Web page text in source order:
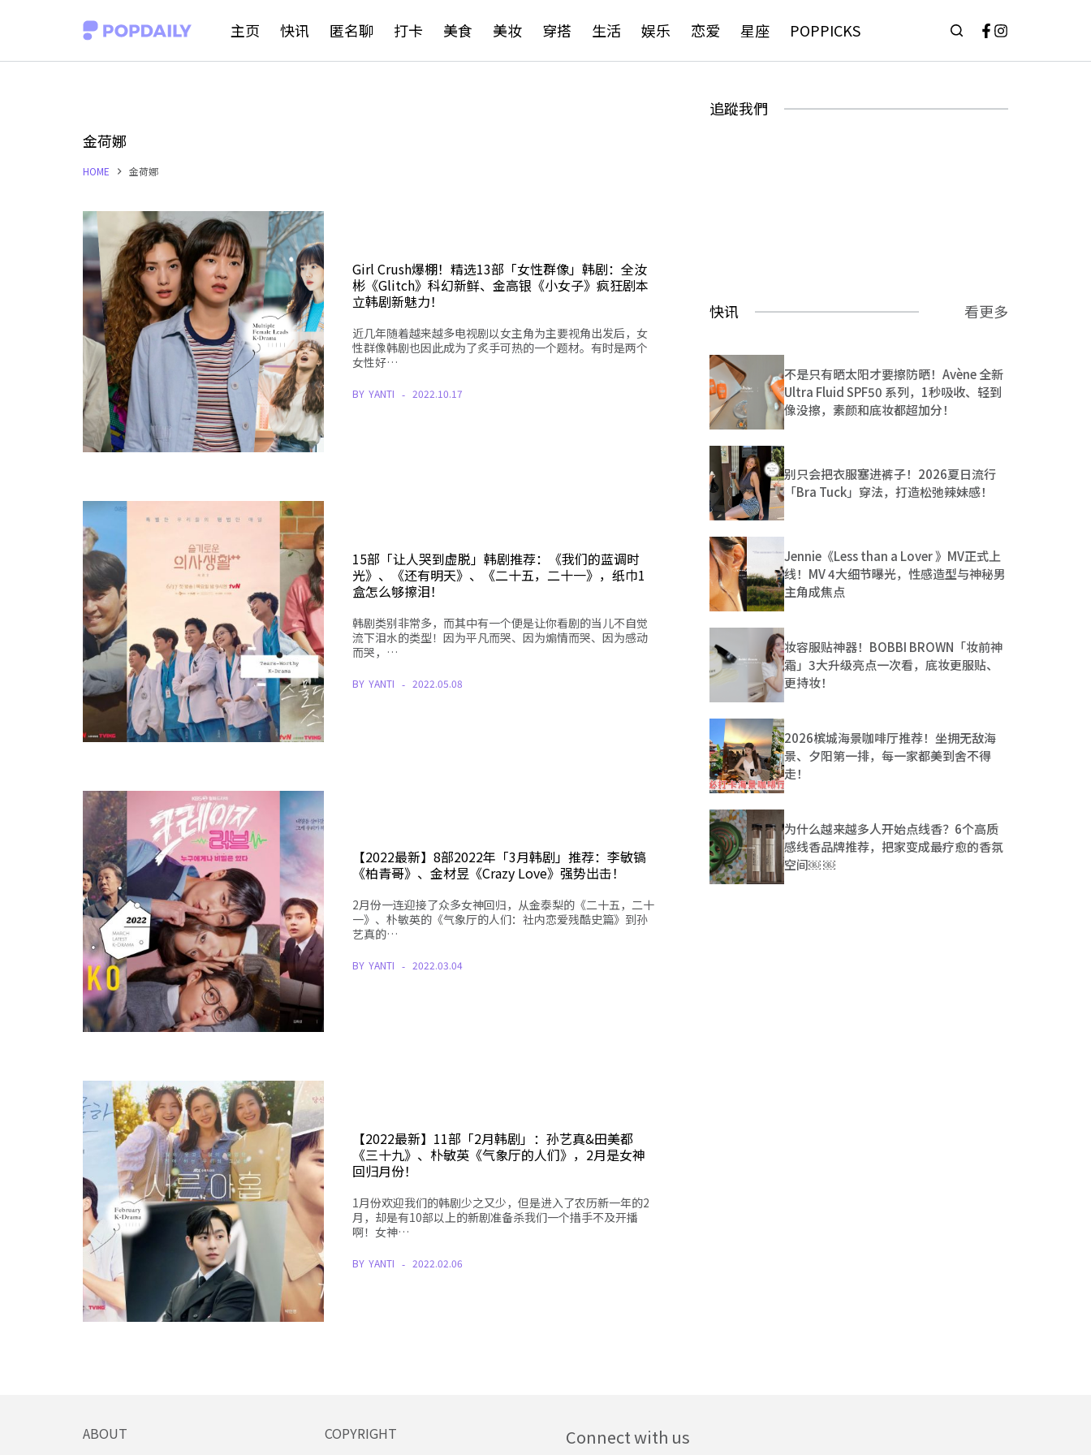
主页 快讯 匿名聊 打卡 美食 美妆 穿搭 生活 娱乐 恋爱 星座 POPPICKS
金荷娜
HOME 金荷娜
Girl Crush爆棚！精选13部「女性群像」韩剧：全汝
彬《Glitch》科幻新鲜、金高银《小女子》疯狂剧本
立韩剧新魅力！
近几年随着越来越多电视剧以女主角为主要视角出发后，女
性群像韩剧也因此成为了炙手可热的一个题材。有时是两个
女性好…
BY YANTI 2022.10.17
15部「让人哭到虚脱」韩剧推荐：《我们的蓝调时
光》、《还有明天》、《二十五，二十一》，纸巾1
盒怎么够擦泪！
韩剧类别非常多，而其中有一个便是让你看剧的当儿不自觉
流下泪水的类型！因为平凡而哭、因为煽情而哭、因为感动
而哭，…
BY YANTI 2022.05.08
【2022最新】8部2022年「3月韩剧」推荐：李敏镐
《柏青哥》、金材昱《Crazy Love》强势出击！
2月份一连迎接了众多女神回归，从金泰梨的《二十五，二十
一》、朴敏英的《气象厅的人们：社内恋爱残酷史篇》到孙
艺真的…
BY YANTI 2022.03.04
【2022最新】11部「2月韩剧」：孙艺真&田美都
《三十九》、朴敏英《气象厅的人们》，2月是女神
回归月份！
1月份欢迎我们的韩剧少之又少，但是进入了农历新一年的2
月，却是有10部以上的新剧准备杀我们一个措手不及开播
啊！女神…
BY YANTI 2022.02.06
追蹤我們
快讯 看更多
不是只有晒太阳才要擦防晒！Avène 全新
Ultra Fluid SPF50 系列，1秒吸收、轻到
像没擦，素颜和底妆都超加分！
别只会把衣服塞进裤子！2026夏日流行
「Bra Tuck」穿法，打造松弛辣妹感！
Jennie《Less than a Lover 》MV正式上
线！MV 4大细节曝光，性感造型与神秘男
主角成焦点
妆容服贴神器！BOBBI BROWN「妆前神
霜」3大升级亮点一次看，底妆更服贴、
更持妆！
2026槟城海景咖啡厅推荐！坐拥无敌海
景、夕阳第一排，每一家都美到舍不得
走！
为什么越来越多人开始点线香？6个高质
感线香品牌推荐，把家变成最疗愈的香氛
空间￼ ￼
ABOUT COPYRIGHT Connect with us